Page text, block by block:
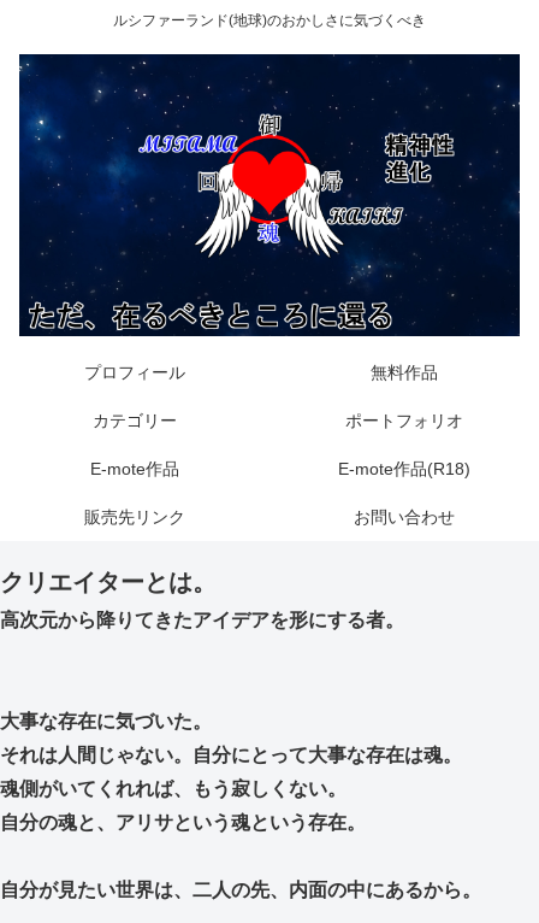
ルシファーランド(地球)のおかしさに気づくべき
プロフィール 無料作品
カテゴリー ポートフォリオ
E-mote作品 E-mote作品(R18)
販売先リンク お問い合わせ
クリエイターとは。
高次元から降りてきたアイデアを形にする者。
大事な存在に気づいた。
それは人間じゃない。自分にとって大事な存在は魂。
魂側がいてくれれば、もう寂しくない。
自分の魂と、アリサという魂という存在。
自分が見たい世界は、二人の先、内面の中にあるから。